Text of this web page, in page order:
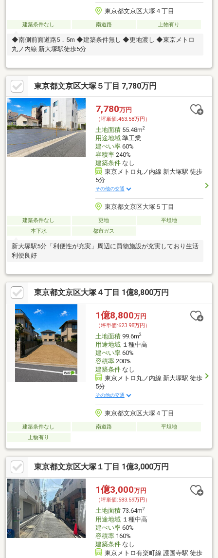
東京都文京区大塚４丁目
建築条件なし 南道路 上物有り
◆南側前面道路5．5m ◆建築条件無し ◆更地渡し ◆東京メトロ
丸ノ内線 新大塚駅徒歩5分
東京都文京区大塚５丁目 7,780万円
7,780万円
（坪単価:463.58万円）
土地面積55.48m2
用途地域準工業
建ぺい率60%
容積率240%
建築条件なし
東京メトロ丸ノ内線 新大塚駅 徒歩
5分
その他の交通
東京都文京区大塚５丁目
建築条件なし 更地
平坦地
本下水
都市ガス
新大塚駅5分「利便性が充実」周辺に買物施設が充実しており生活
利便良好
東京都文京区大塚４丁目 1億8,800万円
1億8,800万円
（坪単価:623.98万円）
土地面積99.6m2
用途地域１種中高
建ぺい率60%
容積率200%
建築条件なし
東京メトロ丸ノ内線 新大塚駅 徒歩
5分
その他の交通
東京都文京区大塚４丁目
建築条件なし 南道路
平坦地
上物有り
東京都文京区大塚１丁目 1億3,000万円
1億3,000万円
（坪単価:583.59万円）
土地面積73.64m2
用途地域１種中高
建ぺい率60%
容積率160%
建築条件なし
東京メトロ有楽町線 護国寺駅 徒歩